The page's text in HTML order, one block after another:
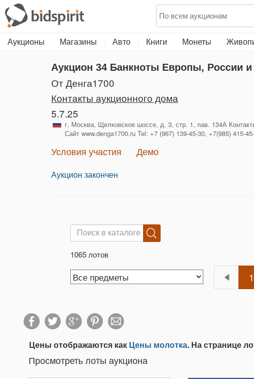
Аукционы Магазины Авто Книги Монеты
Аукцион 34 Банкноты Европы, России
от Денга1700
Контакты аукционного дома
5.7.25
г. Москва, Щелковское шоссе, д. 3, стр. 1, пав. 134А
Сайт www.denga1700.ru Tel: +7 (967) 139-45-30, +7(985) 415-
Условия участия Демо
Аукцион закончен
1065 лотов
1
Цены отображаются как Цены молотка. На странице
Просмотреть лоты аукциона